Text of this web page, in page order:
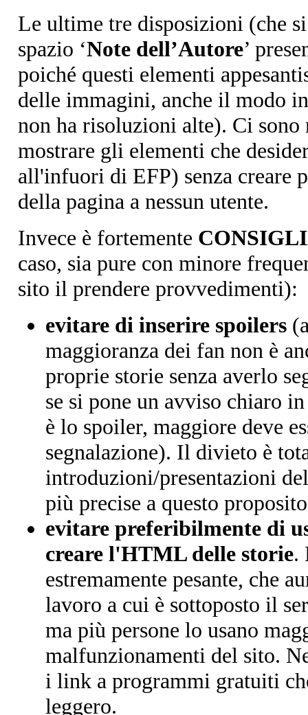
Le ultime tre disposizioni (che
spazio ‘Note dell’Autore’
poiché questi elementi
delle immagini, anche il modo
non ha risoluzioni alte). Ci
mostrare gli elementi che
all'infuori di EFP) senza creare
della pagina a nessun utente.
Invece è fortemente
caso, sia pure con minore
sito il prendere provvedimenti):
evitare di inserire spoilers
maggioranza dei fan non è
proprie storie senza averlo
se si pone un avviso chiaro
è lo spoiler, maggiore deve
segnalazione). Il divieto è
introduzioni/presentazioni
più precise a questo
evitare preferibilmente di
creare l'HTML delle storie.
estremamente pesante, che
lavoro a cui è sottoposto il
ma più persone lo usano
malfunzionamenti del sito.
i link a programmi gratuiti
leggero.